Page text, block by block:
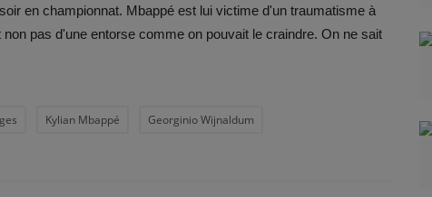
en championnat. Mbappé est lui victime d'un traumatisme à
pas d'une entorse comme on pouvait le craindre. On ne sait
Kylian Mbappé Georginio Wijnaldum